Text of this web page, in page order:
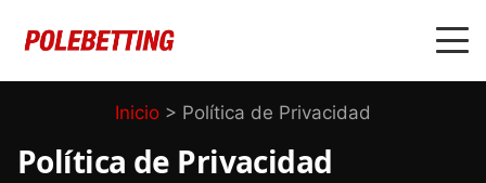
Inicio > Política de Privacidad
Política de Privacidad